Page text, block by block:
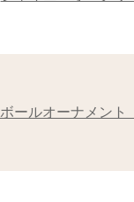
ボールオーナメント